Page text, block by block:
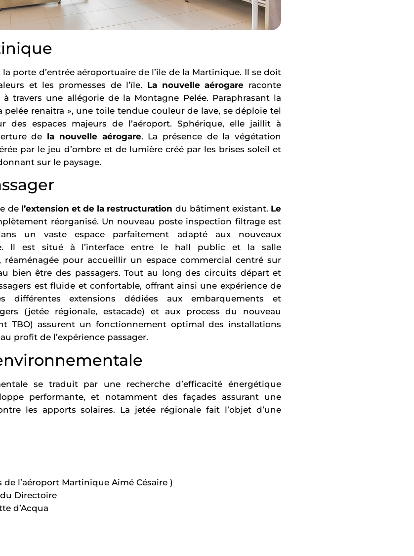
la porte d’entrée aéroportuaire de l’ile de la Martinique. Il se doit
et les promesses de l’ïle. La nouvelle aérogare raconte
travers une allégorie de la Montagne Pelée. Paraphrasant la
pelée renaitra », une toile tendue couleur de lave, se déploie tel
des espaces majeurs de l’aéroport. Sphérique, elle jaillit à
de la nouvelle aérogare. La présence de la végétation
par le jeu d’ombre et de lumière créé par les brises soleil et
sur le paysage.
de l’extension et de la restructuration du bâtiment existant. Le
réorganisé. Un nouveau poste inspection filtrage est
un vaste espace parfaitement adapté aux nouveaux
Il est situé à l’interface entre le hall public et la salle
réaménagée pour accueillir un espace commercial centré sur
bien être des passagers. Tout au long des circuits départ et
est fluide et confortable, offrant ainsi une expérience de
différentes extensions dédiées aux embarquements et
(jetée régionale, estacade) et aux process du nouveau
TBO) assurent un fonctionnement optimal des installations
profit de l’expérience passager.
se traduit par une recherche d’efficacité énergétique
performante, et notamment des façades assurant une
les apports solaires. La jetée régionale fait l’objet d’une
de l’aéroport Martinique Aimé Césaire )
Directoire
d’Acqua